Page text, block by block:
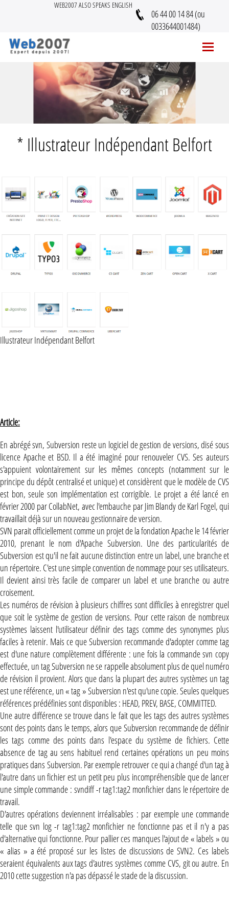
WEB2007 ALSO SPEAKS ENGLISH
06 44 00 14 84 (ou
0033644001484)
* Illustrateur Indépendant Belfort
Illustrateur Indépendant Belfort
Article:
En abrégé svn, Subversion reste un logiciel de gestion de versions, disé sous
licence Apache et BSD. Il a été imaginé pour renouveler CVS. Ses auteurs
s'appuient volontairement sur les mêmes concepts (notamment sur le
principe du dépôt centralisé et unique) et considèrent que le modèle de CVS
est bon, seule son implémentation est corrigible. Le projet a été lancé en
février 2000 par CollabNet, avec l'embauche par Jim Blandy de Karl Fogel, qui
travaillait déjà sur un nouveau gestionnaire de version.
SVN parait officiellement comme un projet de la fondation Apache le 14 février
2010, prenant le nom d'Apache Subversion. Une des particularités de
Subversion est qu'il ne fait aucune distinction entre un label, une branche et
un répertoire. C'est une simple convention de nommage pour ses utilisateurs.
Il devient ainsi très facile de comparer un label et une branche ou autre
croisement.
Les numéros de révision à plusieurs chiffres sont difficiles à enregistrer quel
que soit le système de gestion de versions. Pour cette raison de nombreux
systèmes laissent l'utilisateur définir des tags comme des synonymes plus
faciles à retenir. Mais ce que Subversion recommande d'adopter comme tag
est d'une nature complètement différente : une fois la commande svn copy
effectuée, un tag Subversion ne se rappelle absolument plus de quel numéro
de révision il provient. Alors que dans la plupart des autres systèmes un tag
est une référence, un « tag » Subversion n'est qu'une copie. Seules quelques
références prédéfinies sont disponibles : HEAD, PREV, BASE, COMMITTED.
Une autre différence se trouve dans le fait que les tags des autres systèmes
sont des points dans le temps, alors que Subversion recommande de définir
les tags comme des points dans l'espace du système de fichiers. Cette
absence de tag au sens habituel rend certaines opérations un peu moins
pratiques dans Subversion. Par exemple retrouver ce qui a changé d'un tag à
l'autre dans un fichier est un petit peu plus incompréhensible que de lancer
une simple commande : svndiff -r tag1:tag2 monfichier dans le répertoire de
travail.
D'autres opérations deviennent irréalisables : par exemple une commande
telle que svn log -r tag1:tag2 monfichier ne fonctionne pas et il n'y a pas
d'alternative qui fonctionne. Pour pallier ces manques l'ajout de « labels » ou
« alias » a été proposé sur les listes de discussions de SVN2. Ces labels
seraient équivalents aux tags d'autres systèmes comme CVS, git ou autre. En
2010 cette suggestion n'a pas dépassé le stade de la discussion.